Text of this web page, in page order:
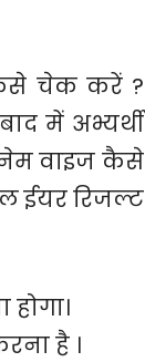
कैसे चेक करें ?
में अभ्यर्थी
नेम वाइज कैसे
ईयर रिजल्ट
है ।